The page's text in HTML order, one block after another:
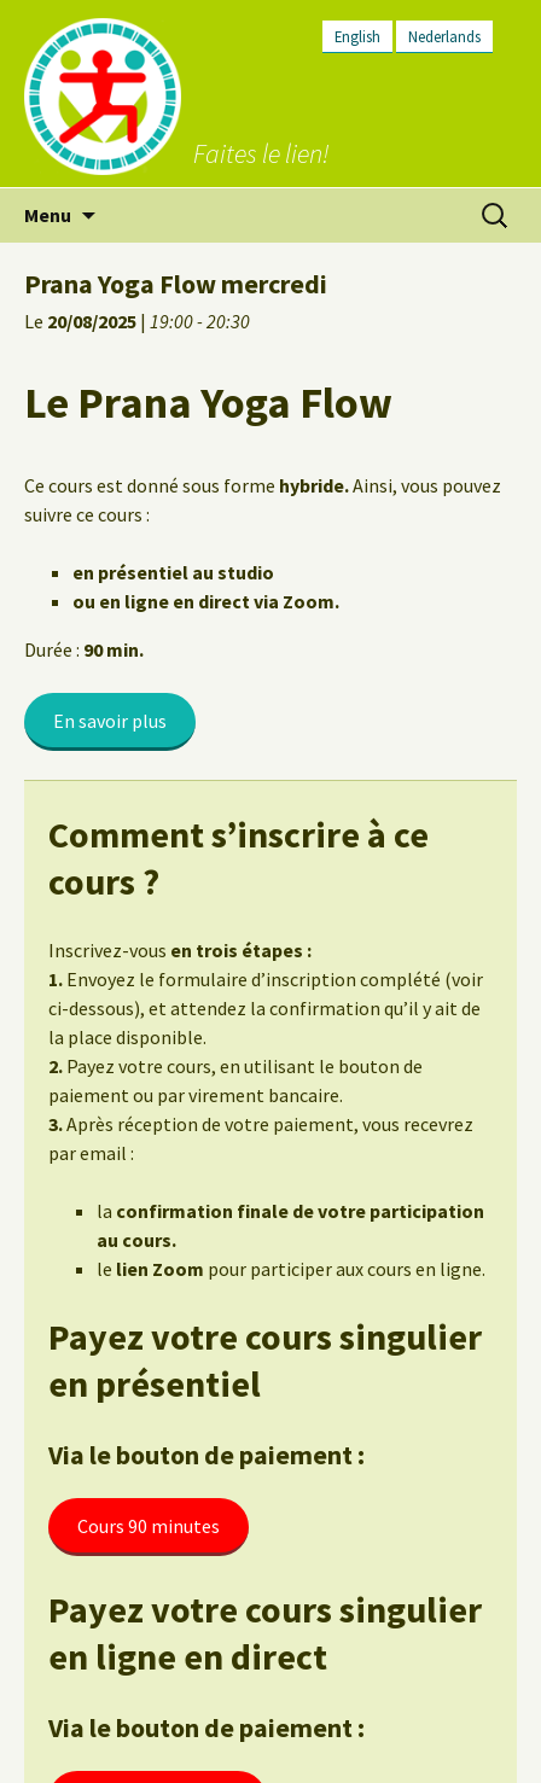
English Nederlands
Faites le lien!
Menu
Prana Yoga Flow mercredi
Le 20/08/2025 | 19:00 - 20:30
Le Prana Yoga Flow
Ce cours est donné sous forme hybride.Ainsi, vous pouvez
suivre ce cours :
en présentiel au studio
ou en ligne en direct via Zoom.
Durée : 90 min.
En savoir plus
Comment s’inscrire à ce
cours ?
Inscrivez-vous en trois étapes :
1. Envoyez le formulaire d’inscription complété (voir
ci-dessous), et attendez la confirmation qu’il y ait de
la place disponible.
2. Payez votre cours, en utilisant le bouton de
paiement ou par virement bancaire.
3.Après réception de votre paiement, vous recevrez
par email :
la confirmation finale de votre participation
au cours.
le lien Zoom pour participer aux cours en ligne.
Payez votre cours singulier
en présentiel
Via le bouton de paiement :
Cours 90 minutes
Payez votre cours singulier
en ligne en direct
Via le bouton de paiement :